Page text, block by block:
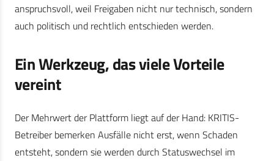
anspruchsvoll, weil Freigaben nicht nur technisch, sondern
auch politisch und rechtlich entschieden werden.
Ein Werkzeug, das viele Vorteile
vereint
Der Mehrwert der Plattform liegt auf der Hand: KRITIS-
Betreiber bemerken Ausfälle nicht erst, wenn Schaden
entsteht, sondern sie werden durch Statuswechsel im